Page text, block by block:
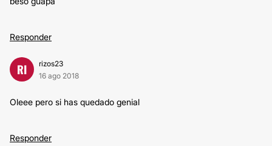
Responder
RI
rizos23
16 ago 2018
Oleee pero si has quedado genial
Responder